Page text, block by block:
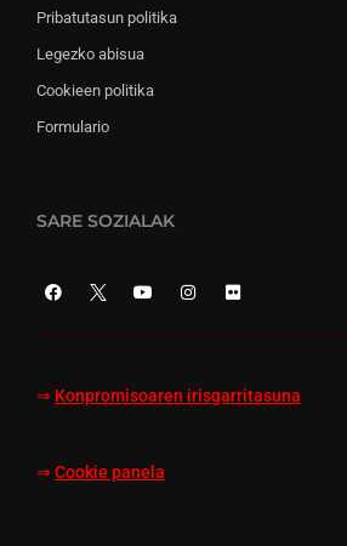
Pribatutasun politika
Legezko abisua
Cookieen politika
Formulario
SARE SOZIALAK
⇒ Konpromisoaren irisgarritasuna
⇒ Cookie panela